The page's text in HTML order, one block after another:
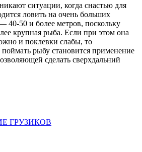
ситуации, когда снастью для
ловить на очень больших
40-50 и более метров, поскольку
крупная рыба. Если при этом она
и поклевки слабы, то
рыбу становится применение
сделать сверхдальний
ГРУЗИКОВ